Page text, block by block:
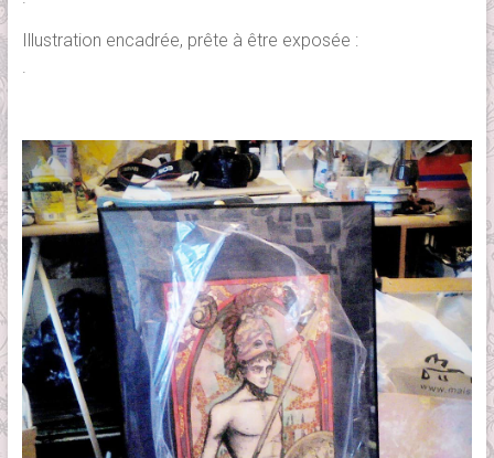
Illustration encadrée, prête à être exposée :